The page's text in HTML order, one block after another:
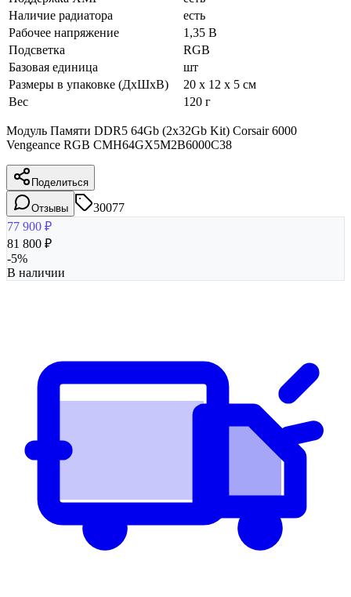
Наличие радиатора
есть
Рабочее напряжение
1,35 В
Подсветка
RGB
Базовая единица
шт
Размеры в упаковке (ДхШхВ)
20 x 12 x 5 см
Вес
120 г
Модуль Памяти DDR5 64Gb (2x32Gb Kit) Corsair 6000
Vengeance RGB CMH64GX5M2B6000C38
Поделиться
Отзывы
30077
77 900 ₽
81 800 ₽
-5%
В наличии